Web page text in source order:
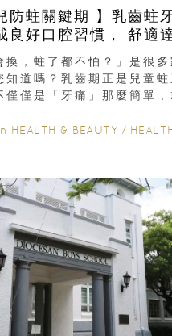
防蛀關鍵期 】乳齒蛀
習慣， 舒適達 強化琺
護指南
換，蛀了都不怕？」是很多
知道嗎？乳齒期正是兒童蛀
僅僅是「牙痛」那麼簡單，
HEALTH & BEAUTY /